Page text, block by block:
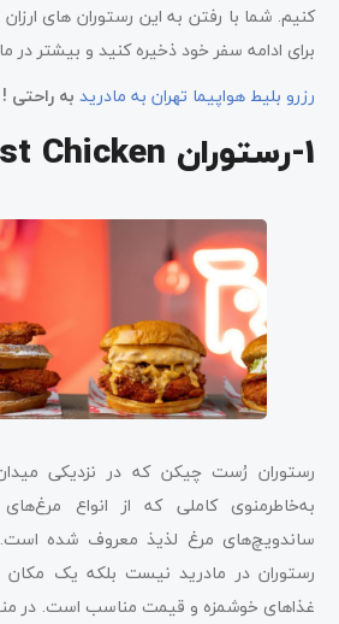
کنیم. شما با رفتن به این رستوران های
برای ادامه سفر خود ذخیره کنید و بیشتر در
رزرو بلیط هواپیما تهران به مادرید به راحتی !
1-رستوران Roost Chicken
رستوران رُست چیکن که در نزدیکی
به‌خاطرمنوی کاملی که از انواع
ساندویچ‌های مرغ لذیذ معروف شده
رستوران در مادرید نیست بلکه یک مکان
غذاهای خوشمزه و قیمت مناسب است. در